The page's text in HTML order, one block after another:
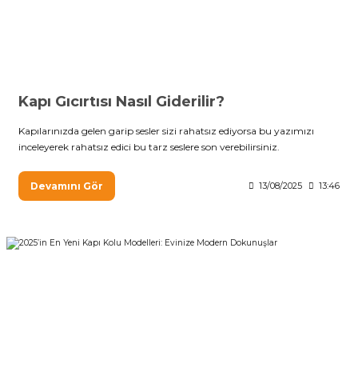
Kapı Gıcırtısı Nasıl Giderilir?
Kapılarınızda gelen garip sesler sizi rahatsız ediyorsa bu yazımızı
inceleyerek rahatsız edici bu tarz seslere son verebilirsiniz.
Devamını Gör 13/08/2025 13:46